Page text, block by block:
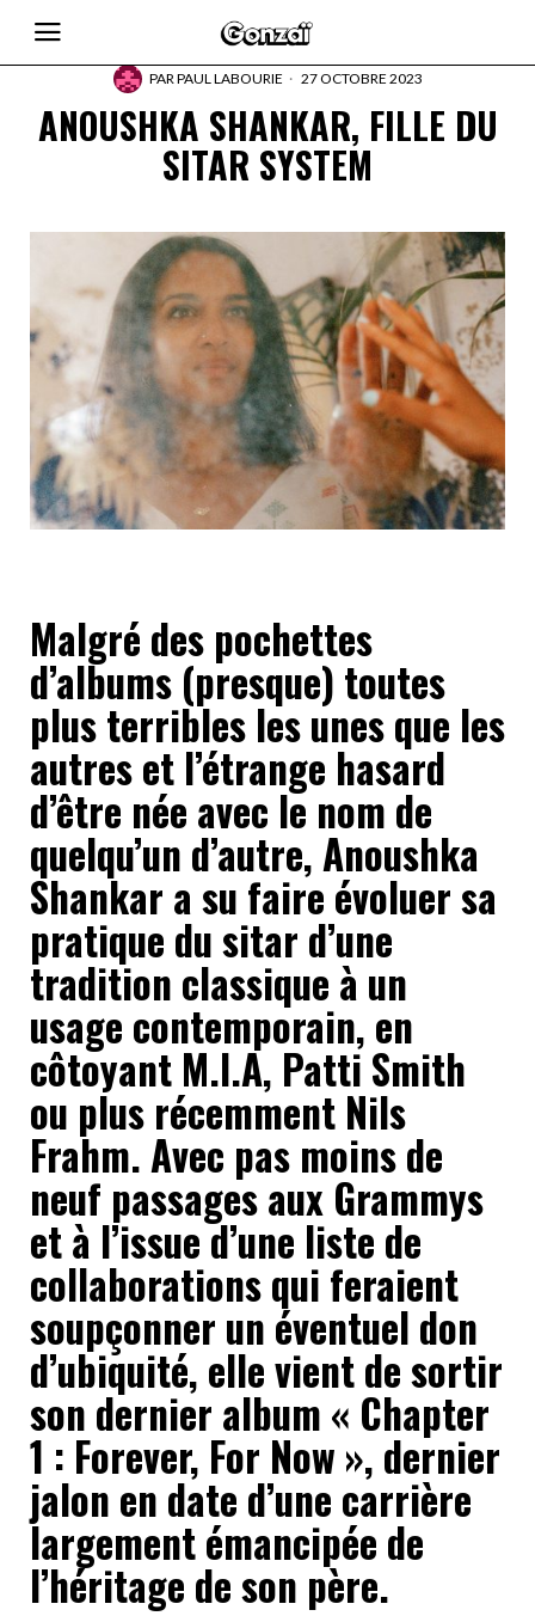
PARPAUL LABOURIE 27 OCTOBRE 2023
ANOUSHKA SHANKAR, FILLE DU
SITAR SYSTEM
Malgré des pochettes
d’albums (presque) toutes
plus terribles les unes que les
autres et l’étrange hasard
d’être née avec le nom de
quelqu’un d’autre, Anoushka
Shankar a su faire évoluer sa
pratique du sitar d’une
tradition classique à un
usage contemporain, en
côtoyant M.I.A, Patti Smith
ou plus récemment Nils
Frahm. Avec pas moins de
neuf passages aux Grammys
et à l’issue d’une liste de
collaborations qui feraient
soupçonner un éventuel don
d’ubiquité, elle vient de sortir
son dernier album « Chapter
1 : Forever, For Now », dernier
jalon en date d’une carrière
largement émancipée de
l’héritage de son père.